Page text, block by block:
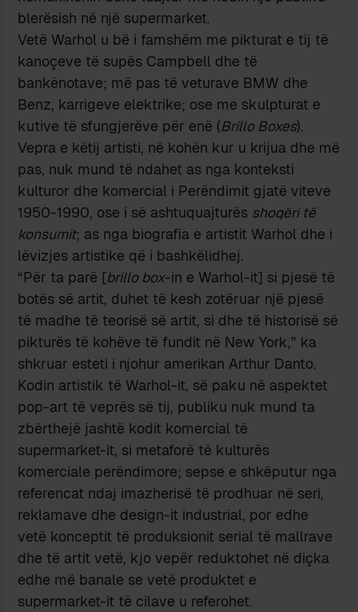
blerësish në një supermarket.
Vetë Warhol u bë i famshëm me pikturat e tij të
kanoçeve të supës Campbell dhe të
bankënotave; më pas të veturave BMW dhe
Benz, karrigeve elektrike; ose me skulpturat e
kutive të sfungjerëve për enë (Brillo Boxes).
Vepra e këtij artisti, në kohën kur u krijua dhe më
pas, nuk mund të ndahet as nga konteksti
kulturor dhe komercial i Perëndimit gjatë viteve
1950-1990, ose i së ashtuquajturës shoqëri të
konsumit; as nga biografia e artistit Warhol dhe i
lëvizjes artistike që i bashkëlidhej.
“Për ta parë [brillo box-in e Warhol-it] si pjesë të
botës së artit, duhet të kesh zotëruar një pjesë
të madhe të teorisë së artit, si dhe të historisë së
pikturës të kohëve të fundit në New York,” ka
shkruar esteti i njohur amerikan Arthur Danto.
Kodin artistik të Warhol-it, së paku në aspektet
pop-art të veprës së tij, publiku nuk mund ta
zbërthejë jashtë kodit komercial të
supermarket-it, si metaforë të kulturës
komerciale perëndimore; sepse e shkëputur nga
referencat ndaj imazherisë të prodhuar në seri,
reklamave dhe design-it industrial, por edhe
vetë konceptit të produksionit serial të mallrave
dhe të artit vetë, kjo vepër reduktohet në diçka
edhe më banale se vetë produktet e
supermarket-it të cilave u referohet.